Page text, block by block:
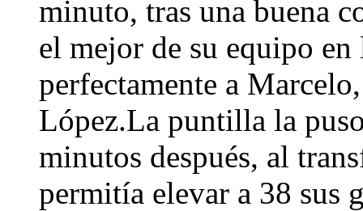
minuto, tras una buena
el mejor de su equipo
perfectamente a
López.La puntilla la
minutos después, al
permitía elevar a 38